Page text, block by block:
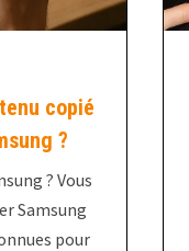
copié
?
? Vous
Samsung
pour